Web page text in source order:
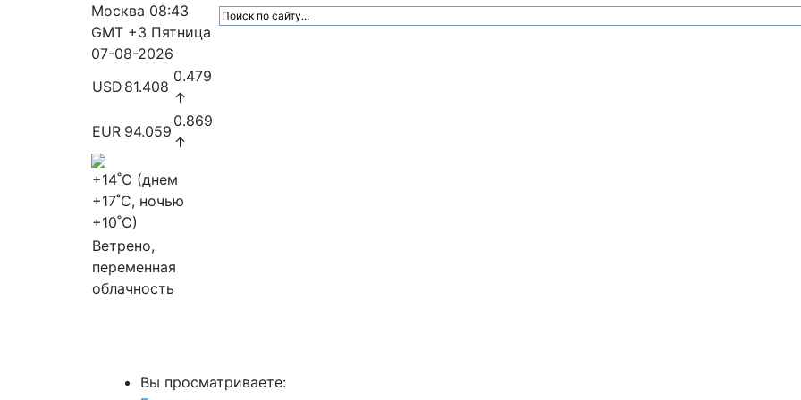
Москва 08:43
GMT +3 Пятница
07-08-2026
USD 81.408
0.479
↑
EUR 94.059
0.869
↑
+14˚C (днем
+17˚C, ночью
+10˚C)
Ветрено,
переменная
облачность
Вы просматриваете: